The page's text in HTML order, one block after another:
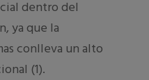
dentro del
ya que la
conlleva un alto
(1).